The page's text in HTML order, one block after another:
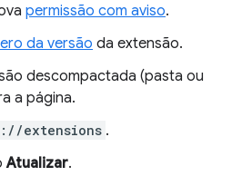
permissão com aviso.
da versão da extensão.
descompactada (pasta ou
a página.
extensions .
Atualizar.